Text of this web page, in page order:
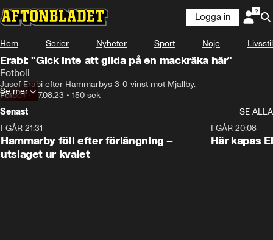
Logga in
Hem Serier Nyheter Sport Nöje Livsstil
Erabi: "Gick inte att glida på en mackräka här"
Fotboll
Jusef Erabi efter Hammarbys 3-0-vinst mot Mjällby.
Fotboll•27.08.23 • 150 sek
Se mer
Senast
SE ALLA
I GÅR 21:31
Hammarby föll efter förlängning –
utslaget ur kvalet
I GÅR 20:08
Här kapas